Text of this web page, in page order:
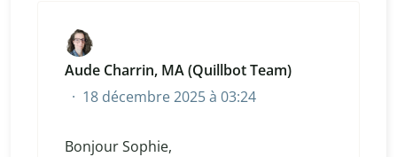
Aude Charrin, MA (Quillbot Team)
18 décembre 2025 à 03:24
Bonjour Sophie,